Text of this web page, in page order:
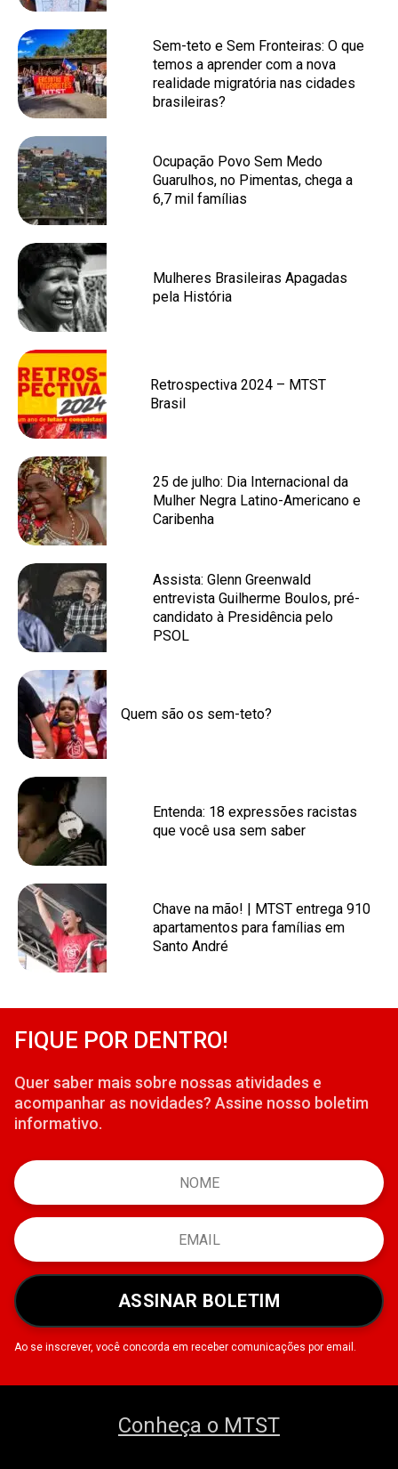
Sem-teto e Sem Fronteiras: O que
temos a aprender com a nova
realidade migratória nas cidades
brasileiras?
Ocupação Povo Sem Medo
Guarulhos, no Pimentas, chega a
6,7 mil famílias
Mulheres Brasileiras Apagadas
pela História
Retrospectiva 2024 – MTST
Brasil
25 de julho: Dia Internacional da
Mulher Negra Latino-Americano e
Caribenha
Assista: Glenn Greenwald
entrevista Guilherme Boulos, pré-
candidato à Presidência pelo
PSOL
Quem são os sem-teto?
Entenda: 18 expressões racistas
que você usa sem saber
Chave na mão! | MTST entrega 910
apartamentos para famílias em
Santo André
FIQUE POR DENTRO!
Quer saber mais sobre nossas atividades e
acompanhar as novidades? Assine nosso boletim
informativo.
ASSINAR BOLETIM
Ao se inscrever, você concorda em receber comunicações por email.
Conheça o MTST